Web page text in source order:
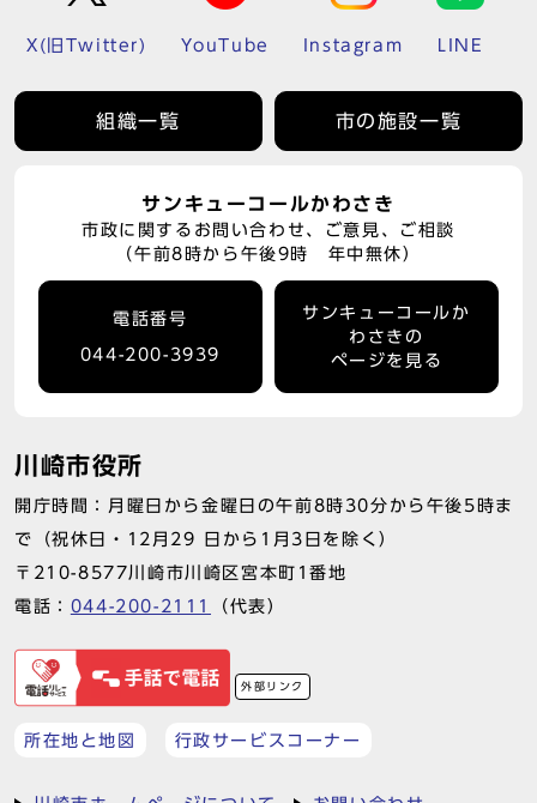
X(旧Twitter) YouTube Instagram LINE
組織一覧 市の施設一覧
サンキューコールかわさき
市政に関するお問い合わせ、ご意見、ご相談
（午前8時から午後9時 年中無休）
電話番号
044-200-3939
サンキューコールか
わさきの
ページを見る
川崎市役所
開庁時間：月曜日から金曜日の午前8時30分から午後5時ま
で（祝休日・12月29 日から1月3日を除く）
〒210-8577川崎市川崎区宮本町1番地
電話： 044-200-2111 （代表）
外部リンク
所在地と地図 行政サービスコーナー